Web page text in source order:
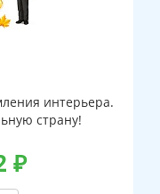
интерьера.
страну!
₽